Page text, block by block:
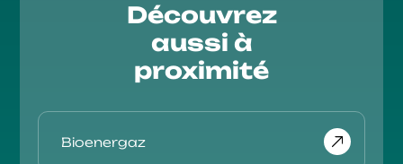
Découvrez
aussi à
proximité
Bioenergaz